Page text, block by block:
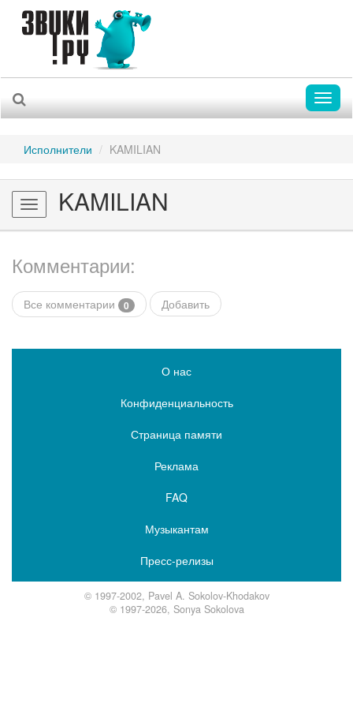
Исполнители KAMILIAN
Toggle
navigation
KAMILIAN
Комментарии:
Все комментарии 0 Добавить
О нас
Конфиденциальность
Страница памяти
Реклама
FAQ
Музыкантам
Пресс-релизы
© 1997-2002, Pavel A. Sokolov-Khodakov
© 1997-2026, Sonya Sokolova